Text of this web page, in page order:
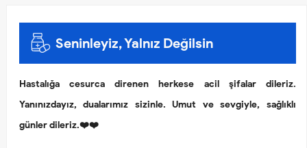
Seninleyiz, Yalnız Değilsin
Hastalığa cesurca direnen herkese acil şifalar dileriz.
Yanınızdayız, dualarımız sizinle. Umut ve sevgiyle, sağlıklı
günler dileriz.❤️❤️